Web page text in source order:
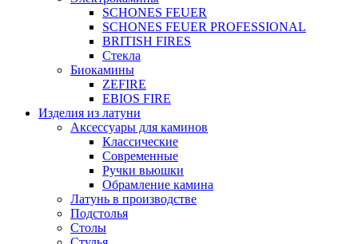
SCHONES FEUER
SCHONES FEUER PROFESSIONAL
BRITISH FIRES
Стекла
Биокамины
ZEFIRE
EBIOS FIRE
Изделия из латуни
Аксессуары для каминов
Классические
Современные
Ручки вьюшки
Обрамление камина
Латунь в производстве
Подстолья
Столы